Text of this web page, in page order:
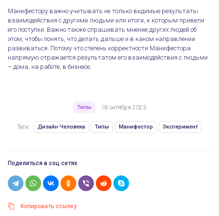
Манифестору важно учитывать не только видимые результаты
взаимодействия с другими людьми или итоги, к которым привели
его поступки. Важно также спрашивать мнение других людей об
этом, чтобы понять, что делать дальше и в каком направлении
развиваться. Потому что степень корректности Манифестора
напрямую отражается результатом его взаимодействия с людьми
– дома, на работе, в бизнесе.
Типы 18 октября 2023
Теги: Дизайн Человека Типы Манифестор Эксперимент
Поделиться в соц сетях
Копировать ссылку